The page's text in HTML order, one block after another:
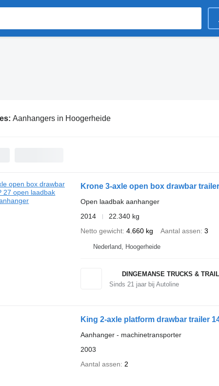
Aanhangers in Hoogerheide
Krone 3-axle open box drawbar
Open laadbak aanhanger
2014
22.340 kg
Netto gewicht 4.660 kg Aantal assen 3
Nederland, Hoogerheide
DINGEMANSE TRUCKS &
Sinds 21jaar bij Autoline
King 2-axle platform drawbar trailer
Aanhanger - machinetransporter
2003
Aantal assen
2